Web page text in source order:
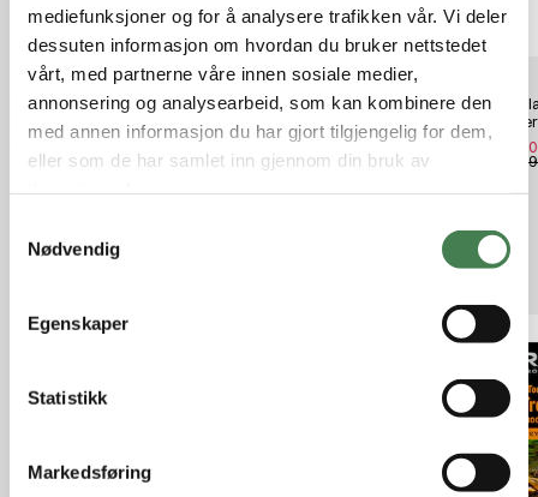
mediefunksjoner og for å analysere trafikken vår. Vi deler
dessuten informasjon om hvordan du bruker nettstedet
vårt, med partnerne våre innen sosiale medier,
annonsering og analysearbeid, som kan kombinere den
med annen informasjon du har gjort tilgjengelig for dem,
eller som de har samlet inn gjennom din bruk av
Nødvendig
Egenskaper
Statistikk
Markedsføring
Hornady UNIVERSAL ACCESSORY
BIN & BRACKET
Rio Elite skagit max launch #11
750gr/48,7g 7,6m
kr 999,00
kr 3
kr 4